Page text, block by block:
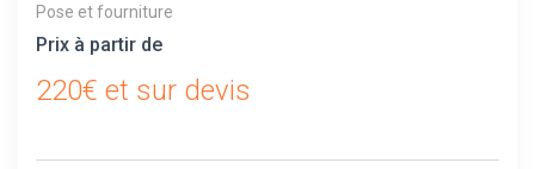
Pose et fourniture
Prix à partir de
220€ et sur devis